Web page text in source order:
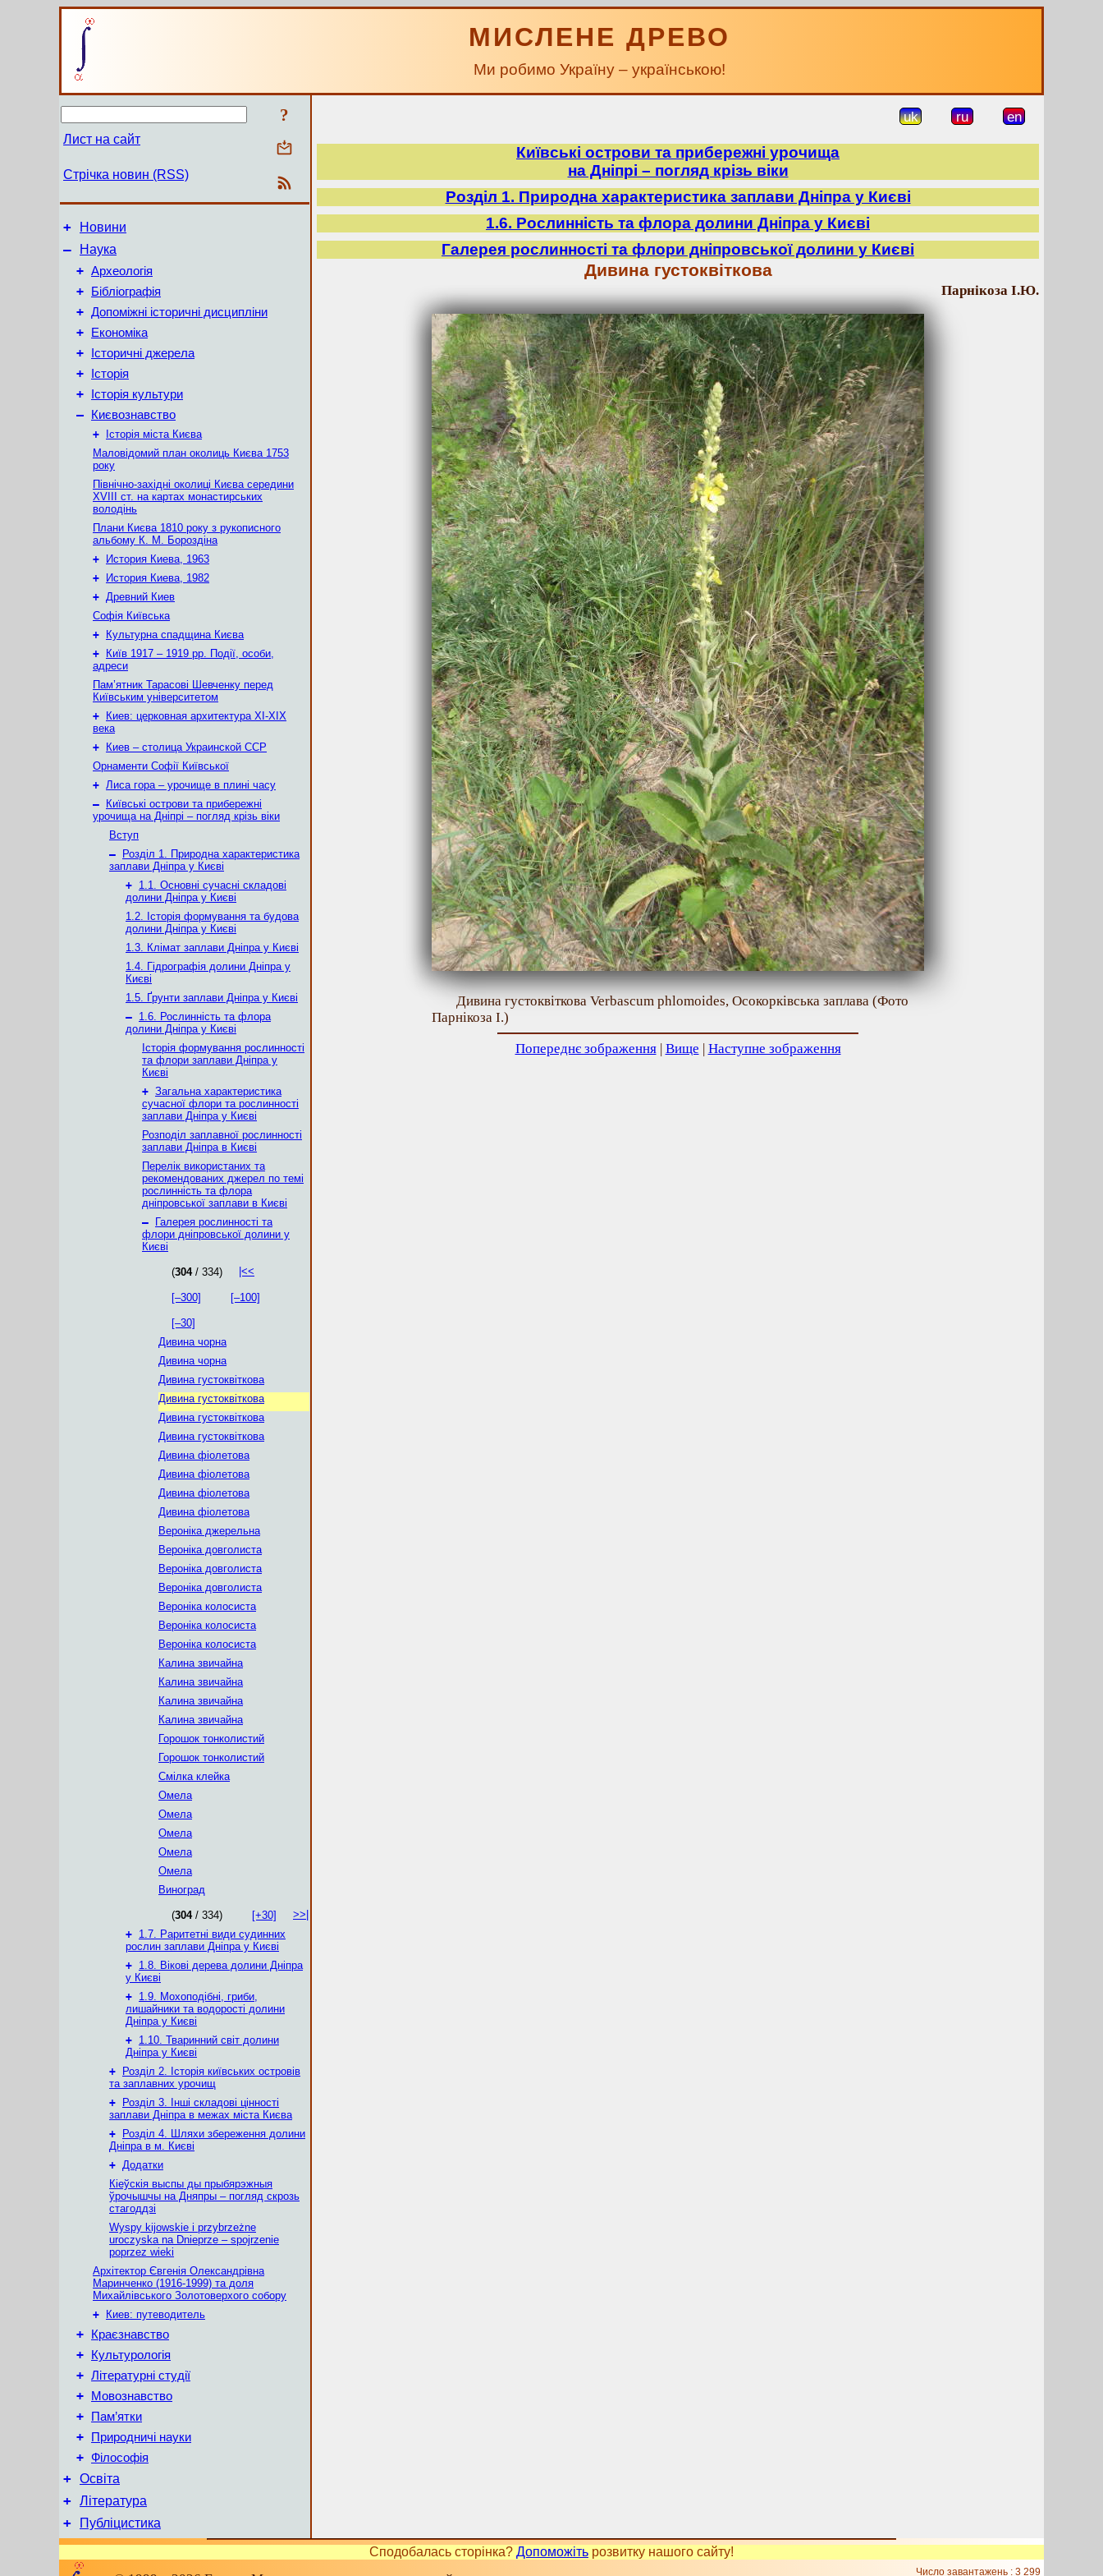
МИСЛЕНЕ ДРЕВО
Ми робимо Україну – українською!
?
Лист на сайт
Стрічка новин (RSS)
+ Новини
–
Наука
+ Археологія
+ Бібліографія
+ Допоміжні історичні дисципліни
+ Економіка
+ Історичні джерела
+ Історія
+ Історія культури
– Києвознавство
+
Історія міста Києва
Маловідомий план околиць Києва 1753
року
Північно-західні околиці Києва середини
XVIII ст. на картах монастирських
володінь
Плани Києва 1810 року з рукописного
альбому К. М. Бороздіна
+
История Киева, 1963
+
История Киева, 1982
+ Древний Киев
Софія Київська
+
Культурна спадщина Києва
+
Київ 1917 – 1919 рр. Події, особи,
адреси
Пам’ятник Тарасові Шевченку перед
Київським університетом
+
Киев: церковная архитектура XI-XIX
века
+
Киев – столица Украинской ССР
Орнаменти Софії Київської
+ Лиса гора – урочище в плині часу
–
Київські острови та прибережні
урочища на Дніпрі – погляд крізь віки
Вступ
–
Розділ 1. Природна характеристика
заплави Дніпра у Києві
+ 1.1. Основні сучасні складові
долини Дніпра у Києві
1.2. Історія формування та будова
долини Дніпра у Києві
1.3. Клімат заплави Дніпра у Києві
1.4. Гідрографія долини Дніпра у
Києві
1.5. Ґрунти заплави Дніпра у Києві
– 1.6. Рослинність та флора
долини Дніпра у Києві
Історія формування рослинності
та флори заплави Дніпра у
Києві
+ Загальна характеристика
сучасної флори та рослинності
заплави Дніпра у Києві
Розподіл заплавної рослинності
заплави Дніпра в Києві
Перелік використаних та
рекомендованих джерел по темі
рослинність та флора
дніпровської заплави в Києві
–
Галерея рослинності та
флори дніпровської долини у
Києві
(304/ 334) |<<
[–300] [–100]
[–30]
Дивина чорна
Дивина чорна
Дивина густоквіткова
Дивина густоквіткова
Дивина густоквіткова
Дивина густоквіткова
Дивина фіолетова
Дивина фіолетова
Дивина фіолетова
Дивина фіолетова
Вероніка джерельна
Вероніка довголиста
Вероніка довголиста
Вероніка довголиста
Вероніка колосиста
Вероніка колосиста
Вероніка колосиста
Калина звичайна
Калина звичайна
Калина звичайна
Калина звичайна
Горошок тонколистий
Горошок тонколистий
Смілка клейка
Омела
Омела
Омела
Омела
Омела
Виноград
(304/ 334) [+30]
>>|
+ 1.7. Раритетні види судинних
рослин заплави Дніпра у Києві
+ 1.8. Вікові дерева долини Дніпра
у Києві
+ 1.9. Мохоподібні, гриби,
лишайники та водорості долини
Дніпра у Києві
+ 1.10. Тваринний світ долини
Дніпра у Києві
+
Розділ 2. Історія київських островів
та заплавних урочищ
+
Розділ 3. Інші складові цінності
заплави Дніпра в межах міста Києва
+
Розділ 4. Шляхи збереження долини
Дніпра в м. Києві
+ Додатки
Кіеўскія выспы ды прыбярэжныя
ўрочышчы на Дняпры – погляд скрозь
стагоддзі
Wyspy kijowskie i przybrzeżne
uroczyska na Dnieprze – spojrzenie
poprzez wieki
Архітектор Євгенія Олександрівна
Маринченко (1916-1999) та доля
Михайлівського Золотоверхого собору
+
Киев: путеводитель
+ Краєзнавство
+ Культурологія
+ Літературні студії
+ Мовознавство
+ Пам’ятки
+ Природничі науки
+ Філософія
+ Освіта
+ Література
+ Публіцистика
uk ru en
Київські острови та прибережні урочища
на Дніпрі – погляд крізь віки
Розділ 1. Природна характеристика заплави Дніпра у Києві
1.6. Рослинність та флора долини Дніпра у Києві
Галерея рослинності та флори дніпровської долини у Києві
Дивина густоквіткова
Парнікоза І.Ю.
Дивина густоквіткова Verbascum phlomoides, Осокорківська заплава (Фото
Парнікоза І.)
Попереднє зображення| Вище | Наступне зображення
Сподобалась сторінка? Допоможіть розвитку нашого сайту!
Число завантажень : 3 299